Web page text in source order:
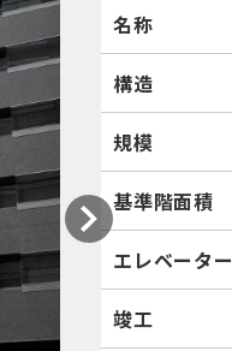
名称
構造
規模
基準階面積
エレベーター
竣工